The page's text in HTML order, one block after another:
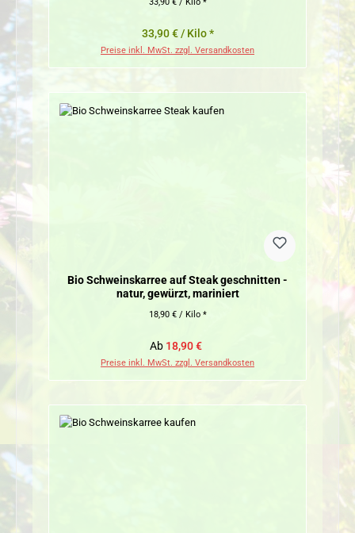
33,90 € / Kilo *
Preise inkl. MwSt. zzgl. Versandkosten
Bio Schweinskarree auf Steak geschnitten -
natur, gewürzt, mariniert
18,90 € / Kilo *
Verkaufspreis:
Ab 18,90 €
Preise inkl. MwSt. zzgl. Versandkosten